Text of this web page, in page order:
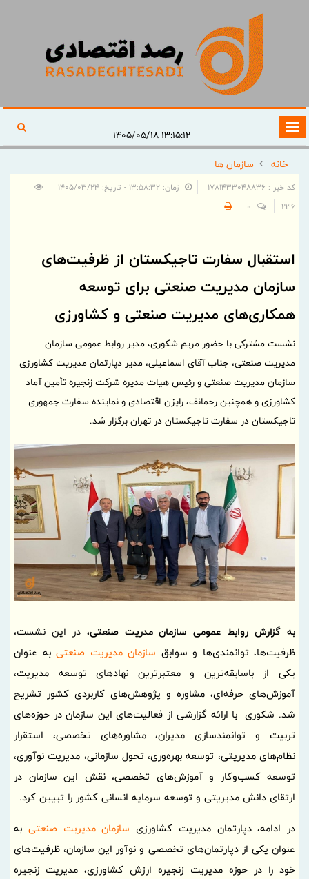
تغییر
وضعیت
ناوبری
۱۳:۱۵:۱۲ ۱۴۰۵/۰۵/۱۸
خانه
سازمان ها
کد خبر : 1781433048836
زمان: ۱۳:۵۸:۳۲ - تاریخ: ۱۴۰۵/۰۳/۲۴
236
0
استقبال سفارت تاجیکستان از ظرفیت‌های
سازمان مدیریت صنعتی برای توسعه
همکاری‌های مدیریت صنعتی و کشاورزی
نشست مشترکی با حضور مریم شکوری، مدیر روابط عمومی سازمان
مدیریت صنعتی، جناب آقای اسماعیلی، مدیر دپارتمان مدیریت کشاورزی
سازمان مدیریت صنعتی و رئیس هیات مدیره شرکت زنجیره تأمین آماد
کشاورزی و همچنین رحمانف، رایزن اقتصادی و نماینده سفارت جمهوری
تاجیکستان در سفارت تاجیکستان در تهران برگزار شد.
به گزارش روابط عمومی سازمان مدریت صنعتی، در این نشست،
ظرفیت‌ها، توانمندی‌ها و سوابق سازمان مدیریت صنعتی به عنوان
یکی از باسابقه‌ترین و معتبرترین نهادهای توسعه مدیریت،
آموزش‌های حرفه‌ای، مشاوره و پژوهش‌های کاربردی کشور تشریح
شد. شکوری با ارائه گزارشی از فعالیت‌های این سازمان در حوزه‌های
تربیت و توانمندسازی مدیران، مشاوره‌های تخصصی، استقرار
نظام‌های مدیریتی، توسعه بهره‌وری، تحول سازمانی، مدیریت نوآوری،
توسعه کسب‌وکار و آموزش‌های تخصصی، نقش این سازمان در
ارتقای دانش مدیریتی و توسعه سرمایه انسانی کشور را تبیین کرد.
در ادامه، دپارتمان مدیریت کشاورزی سازمان مدیریت صنعتی به
عنوان یکی از دپارتمان‌های تخصصی و نوآور این سازمان، ظرفیت‌های
خود را در حوزه مدیریت زنجیره ارزش کشاورزی، مدیریت زنجیره